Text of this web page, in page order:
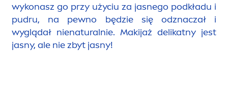
wykonasz go przy użyciu za jasnego podkładu i
pudru, na pewno będzie się odznaczał i
wyglądał nienaturalnie. Makijaż delikatny jest
jasny, ale nie zbyt jasny!